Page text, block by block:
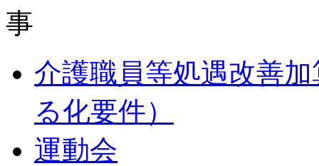
介護職員等処遇改善
る化要件）
運動会